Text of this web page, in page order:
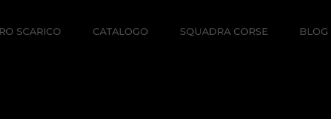
SCARICO CATALOGO SQUADRA CORSE BLOG